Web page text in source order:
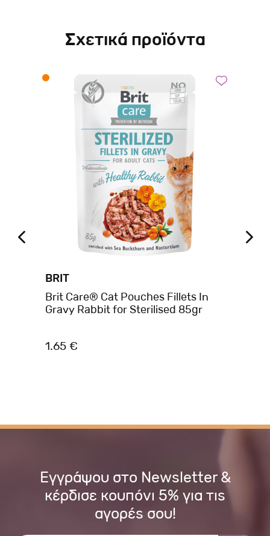
Σχετικά προϊόντα
BRIT
Brit Care® Cat Pouches Fillets In
Gravy Rabbit for Sterilised 85gr
1.65 €
Εγγράψου στο Newsletter &
κέρδισε κουπόνι 5% για τις
αγορές σου!